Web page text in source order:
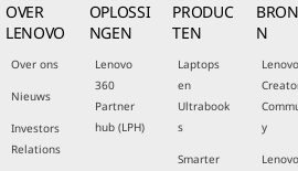
OVER
LENOVO
Over ons
Nieuws
Investors
Relations
OPLOSSI
NGEN
Lenovo
360
Partner
hub (LPH)
PRODUC
TEN
Laptops
en
Ultrabook
s
Smarter
N
Lenovo
y
Lenovo